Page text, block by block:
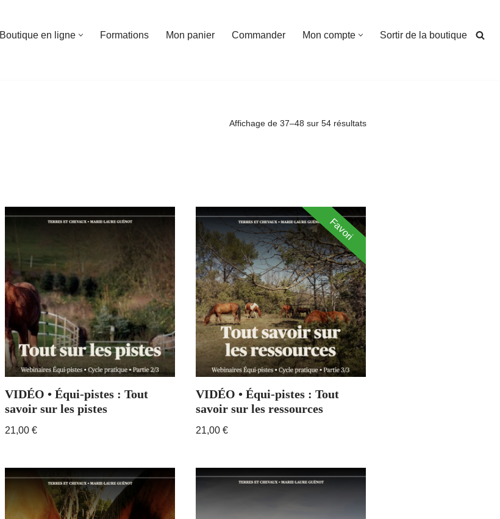
Boutique en ligne Formations Mon panier Commander Mon compte Sortir de la boutique
Affichage de 37–48 sur 54 résultats
VIDÉO • Équi-pistes : Tout
savoir sur les pistes
21,00€
Favori
VIDÉO • Équi-pistes : Tout
savoir sur les ressources
21,00€